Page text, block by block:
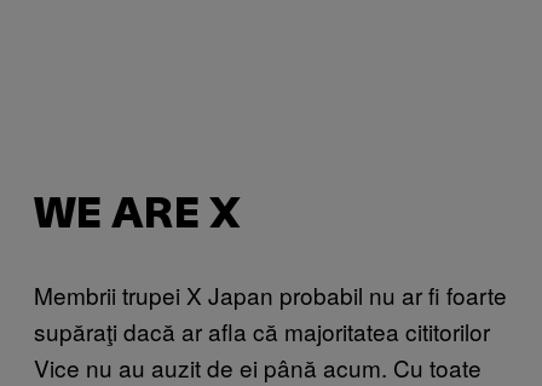
WE ARE X
Membrii trupei X Japan probabil nu ar fi foarte
supăraţi dacă ar afla că majoritatea cititorilor
Vice nu au auzit de ei până acum. Cu toate